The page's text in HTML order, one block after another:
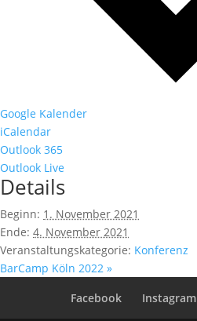
Google Kalender
iCalendar
Outlook 365
Outlook Live
Details
Beginn: 1. November 2021
Ende: 4. November 2021
Veranstaltungskategorie: Konferenz
BarCamp Köln 2022 »
Facebook
Instagram